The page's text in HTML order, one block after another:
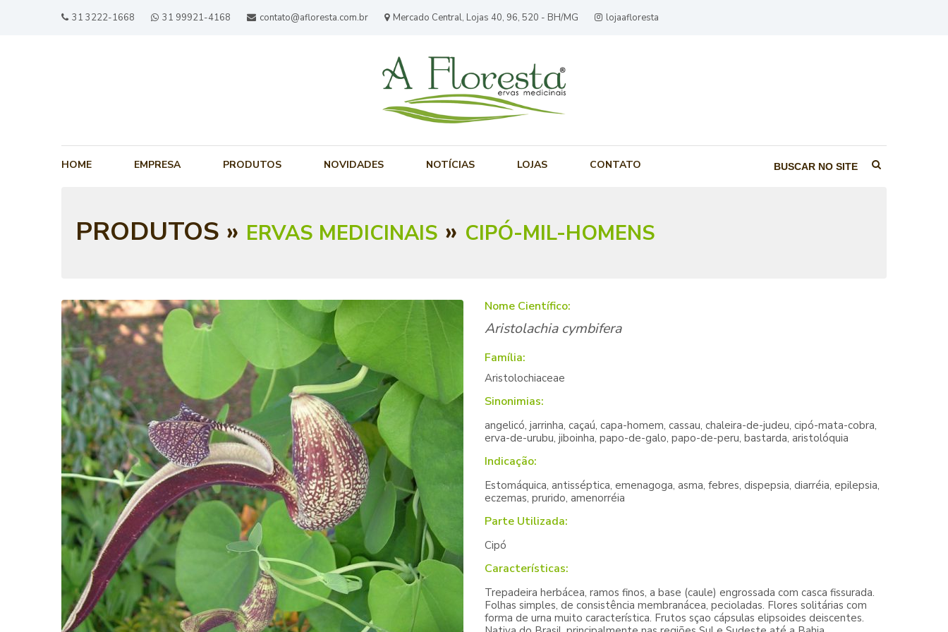
31 3222-1668 31 99921-4168 contato@afloresta.com.br Mercado Central, Lojas 40, 96, 520 - BH/MG lojaafloresta
HOME EMPRESA PRODUTOS NOVIDADES NOTÍCIAS LOJAS CONTATO
PRODUTOS » ERVAS MEDICINAIS » CIPÓ-MIL-HOMENS
Nome Científico:
Aristolachia cymbifera
Família:
Aristolochiaceae
Sinonimias:
angelicó, jarrinha, caçaú, capa-homem, cassau, chaleira-de-judeu, cipó-mata-cobra,
erva-de-urubu, jiboinha, papo-de-galo, papo-de-peru, bastarda, aristolóquia
Indicação:
Estomáquica, antisséptica, emenagoga, asma, febres, dispepsia, diarréia, epilepsia,
eczemas, prurido, amenorréia
Parte Utilizada:
Cipó
Características:
Trepadeira herbácea, ramos finos, a base (caule) engrossada com casca fissurada.
Folhas simples, de consistência membranácea, pecioladas. Flores solitárias com
forma de urna muito característica. Frutos sçao cápsulas elipsoides deiscentes.